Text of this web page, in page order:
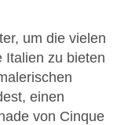
um die vielen
Italien zu bieten
einen
von Cinque